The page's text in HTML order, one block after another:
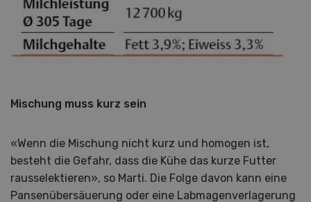
Mischung muss kurz sein
«Wenn die Mischung nicht kurz und homogen ist,
besteht die Gefahr, dass die Kühe das kurze Futter
rausselektieren», so Marti. Die Folge davon kann eine
Pansenübersäuerung oder eine Labmagenverlagerung